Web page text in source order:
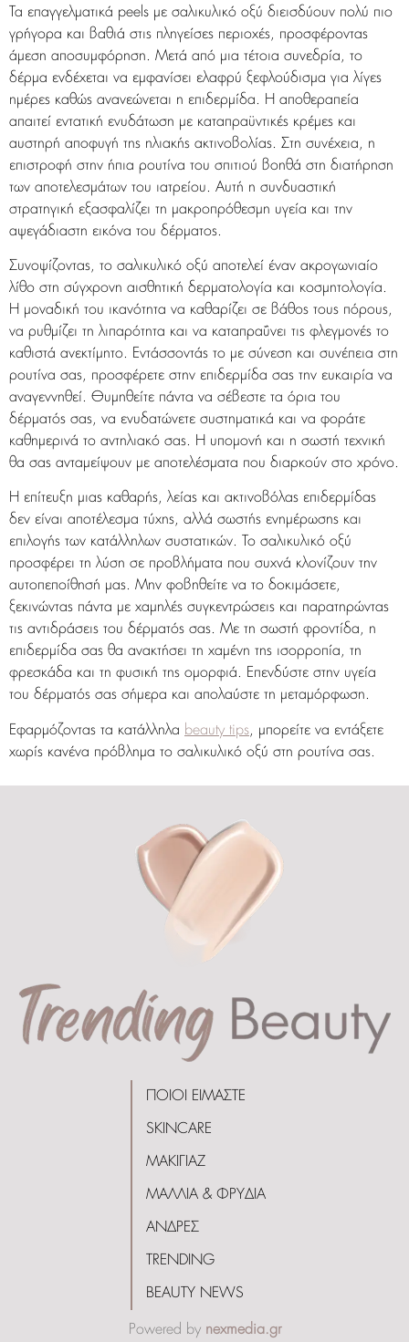
Τα επαγγελματικά peels με σαλικυλικό οξύ διεισδύουν πολύ πιο
γρήγορα και βαθιά στις πληγείσες περιοχές, προσφέροντας
άμεση αποσυμφόρηση. Μετά από μια τέτοια συνεδρία, το
δέρμα ενδέχεται να εμφανίσει ελαφρύ ξεφλούδισμα για λίγες
ημέρες καθώς ανανεώνεται η επιδερμίδα. Η αποθεραπεία
απαιτεί εντατική ενυδάτωση με καταπραϋντικές κρέμες και
αυστηρή αποφυγή της ηλιακής ακτινοβολίας. Στη συνέχεια, η
επιστροφή στην ήπια ρουτίνα του σπιτιού βοηθά στη διατήρηση
των αποτελεσμάτων του ιατρείου. Αυτή η συνδυαστική
στρατηγική εξασφαλίζει τη μακροπρόθεσμη υγεία και την
αψεγάδιαστη εικόνα του δέρματος.
Συνοψίζοντας, το σαλικυλικό οξύ αποτελεί έναν ακρογωνιαίο
λίθο στη σύγχρονη αισθητική δερματολογία και κοσμητολογία.
Η μοναδική του ικανότητα να καθαρίζει σε βάθος τους πόρους,
να ρυθμίζει τη λιπαρότητα και να καταπραΰνει τις φλεγμονές το
καθιστά ανεκτίμητο. Εντάσσοντάς το με σύνεση και συνέπεια στη
ρουτίνα σας, προσφέρετε στην επιδερμίδα σας την ευκαιρία να
αναγεννηθεί. Θυμηθείτε πάντα να σέβεστε τα όρια του
δέρματός σας, να ενυδατώνετε συστηματικά και να φοράτε
καθημερινά το αντηλιακό σας. Η υπομονή και η σωστή τεχνική
θα σας ανταμείψουν με αποτελέσματα που διαρκούν στο χρόνο.
Η επίτευξη μιας καθαρής, λείας και ακτινοβόλας επιδερμίδας
δεν είναι αποτέλεσμα τύχης, αλλά σωστής ενημέρωσης και
επιλογής των κατάλληλων συστατικών. Το σαλικυλικό οξύ
προσφέρει τη λύση σε προβλήματα που συχνά κλονίζουν την
αυτοπεποίθησή μας. Μην φοβηθείτε να το δοκιμάσετε,
ξεκινώντας πάντα με χαμηλές συγκεντρώσεις και παρατηρώντας
τις αντιδράσεις του δέρματός σας. Με τη σωστή φροντίδα, η
επιδερμίδα σας θα ανακτήσει τη χαμένη της ισορροπία, τη
φρεσκάδα και τη φυσική της ομορφιά. Επενδύστε στην υγεία
του δέρματός σας σήμερα και απολαύστε τη μεταμόρφωση.
Εφαρμόζοντας τα κατάλληλα beauty tips, μπορείτε να εντάξετε
χωρίς κανένα πρόβλημα το σαλικυλικό οξύ στη ρουτίνα σας.
ΠΟΙΟΙ ΕΙΜΑΣΤΕ
SKINCARE
ΜΑΚΙΓΙΑΖ
ΜΑΛΛΙΑ & ΦΡΥΔΙΑ
ΑΝΔΡΕΣ
TRENDING
BEAUTY NEWS
Powered by nexmedia.gr